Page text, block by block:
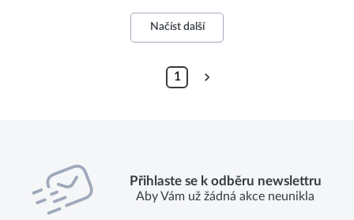
Načíst další
1
Přihlaste se k odběru newslettru
Aby Vám už žádná akce neunikla